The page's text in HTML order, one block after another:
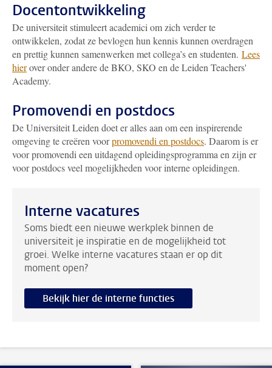
Docentontwikkeling
De universiteit stimuleert academici om zich verder te
ontwikkelen, zodat ze bevlogen hun kennis kunnen overdragen
en prettig kunnen samenwerken met collega’s en studenten. Lees
hierover onder andere de BKO, SKO en de Leiden Teachers'
Academy.
Promovendi en postdocs
De Universiteit Leiden doet er alles aan om een inspirerende
omgeving te creëren voorpromovendi en postdocs. Daarom is er
voor promovendi een uitdagend opleidingsprogramma en zijn er
voor postdocs veel mogelijkheden voor interne opleidingen.
Interne vacatures
Soms biedt een nieuwe werkplek binnen de
universiteit je inspiratie en de mogelijkheid tot
groei. Welke interne vacatures staan er op dit
moment open?
Bekijk hier de interne functies